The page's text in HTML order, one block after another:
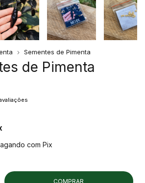
Sementes de Pimenta
de Pimenta
com Pix